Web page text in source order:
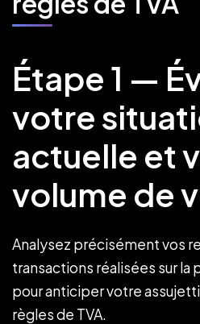
Étape 1 —
votre
actuelle et
volume de
Analysez précisément vos
transactions réalisées sur
pour anticiper votre
règles de TVA.